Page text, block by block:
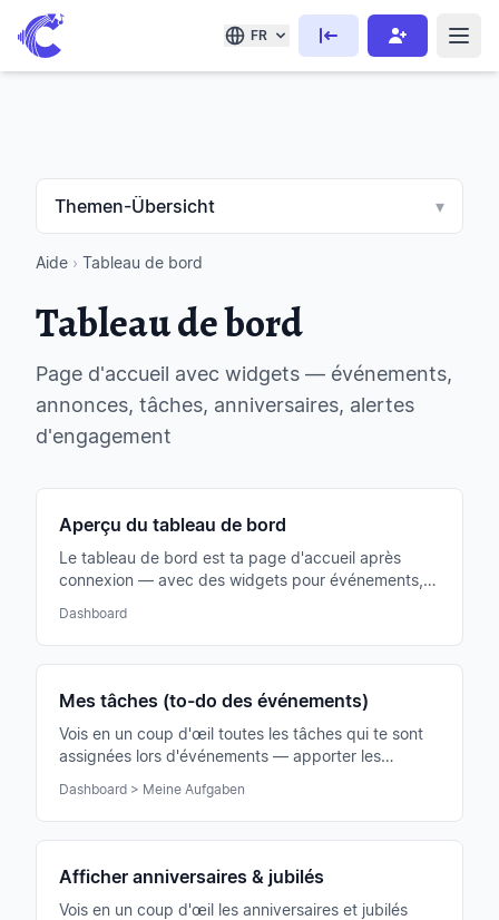
FR
Themen-Übersicht ▾
Aide › Tableau de bord
Tableau de bord
Page d'accueil avec widgets — événements,
annonces, tâches, anniversaires, alertes
d'engagement
Aperçu du tableau de bord
Le tableau de bord est ta page d'accueil après
connexion — avec des widgets pour événements,
d'œil.
Dashboard
Mes tâches (to-do des événements)
Vois en un coup d'œil toutes les tâches qui te sont
assignées lors d'événements — apporter les
Dashboard > Meine Aufgaben
Afficher anniversaires & jubilés
Vois en un coup d'œil les anniversaires et jubilés